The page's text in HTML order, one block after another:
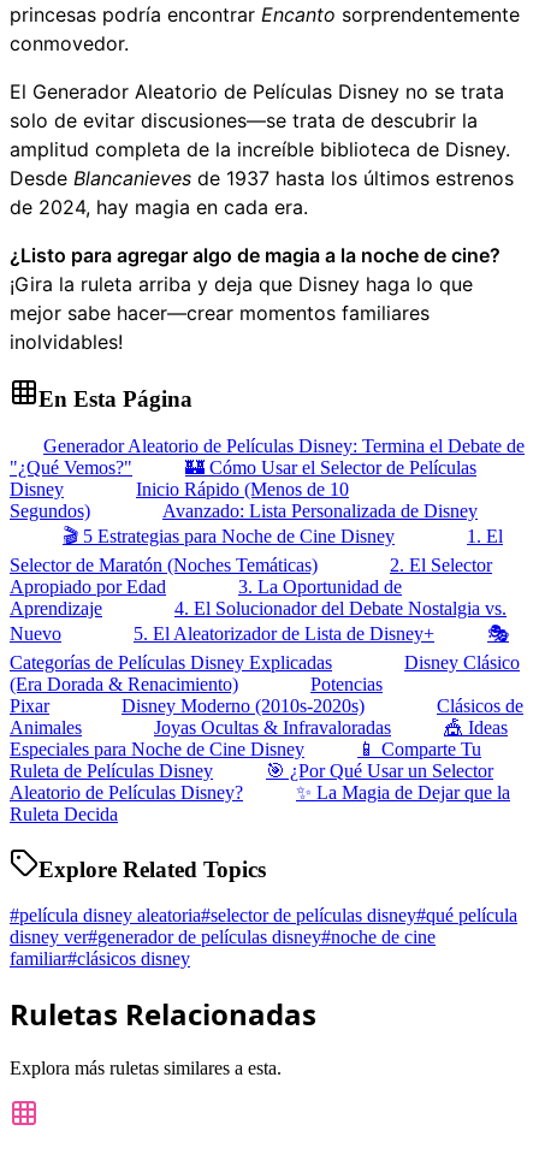
princesas podría encontrar Encanto sorprendentemente
conmovedor.
El Generador Aleatorio de Películas Disney no se trata
solo de evitar discusiones—se trata de descubrir la
amplitud completa de la increíble biblioteca de Disney.
Desde Blancanieves de 1937 hasta los últimos estrenos
de 2024, hay magia en cada era.
¿Listo para agregar algo de magia a la noche de cine?
¡Gira la ruleta arriba y deja que Disney haga lo que
mejor sabe hacer—crear momentos familiares
inolvidables!
En Esta Página
Generador Aleatorio de Películas Disney: Termina el Debate de
"¿Qué Vemos?"
🏰 Cómo Usar el Selector de Películas
Disney
Inicio Rápido (Menos de 10
Segundos)
Avanzado: Lista Personalizada de Disney
🎬 5 Estrategias para Noche de Cine Disney
1. El
Selector de Maratón (Noches Temáticas)
2. El Selector
Apropiado por Edad
3. La Oportunidad de
Aprendizaje
4. El Solucionador del Debate Nostalgia vs.
Nuevo
5. El Aleatorizador de Lista de Disney+
🎭
Categorías de Películas Disney Explicadas
Disney Clásico
(Era Dorada & Renacimiento)
Potencias
Pixar
Disney Moderno (2010s-2020s)
Clásicos de
Animales
Joyas Ocultas & Infravaloradas
🎪 Ideas
Especiales para Noche de Cine Disney
📱 Comparte Tu
Ruleta de Películas Disney
🎯 ¿Por Qué Usar un Selector
Aleatorio de Películas Disney?
✨ La Magia de Dejar que la
Ruleta Decida
Explore Related Topics
#película disney aleatoria#selector de películas disney#qué película
disney ver#generador de películas disney#noche de cine
familiar#clásicos disney
Ruletas Relacionadas
Explora más ruletas similares a esta.